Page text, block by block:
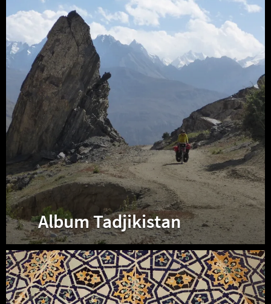
Tadjikistan
Album Tadjikistan
Album
Ouzbékistan